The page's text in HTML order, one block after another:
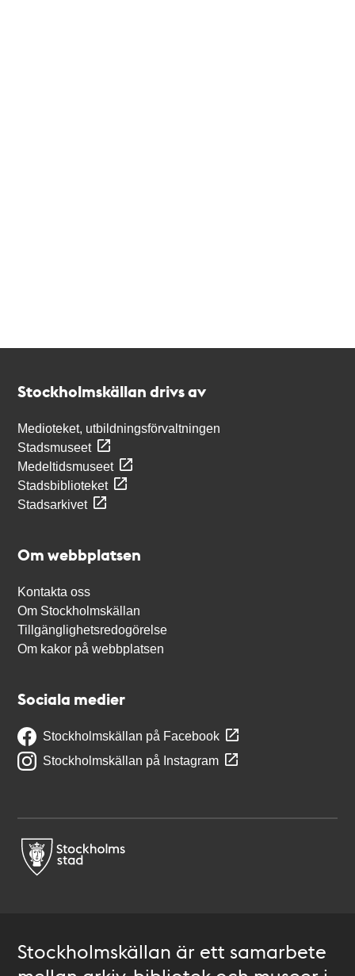
Stockholmskällan drivs av
Medioteket, utbildningsförvaltningen
Stadsmuseet
Medeltidsmuseet
Stadsbiblioteket
Stadsarkivet
Om webbplatsen
Kontakta oss
Om Stockholmskällan
Tillgänglighetsredogörelse
Om kakor på webbplatsen
Sociala medier
Stockholmskällan på Facebook
Stockholmskällan på Instagram
Stockholmskällan är ett samarbete